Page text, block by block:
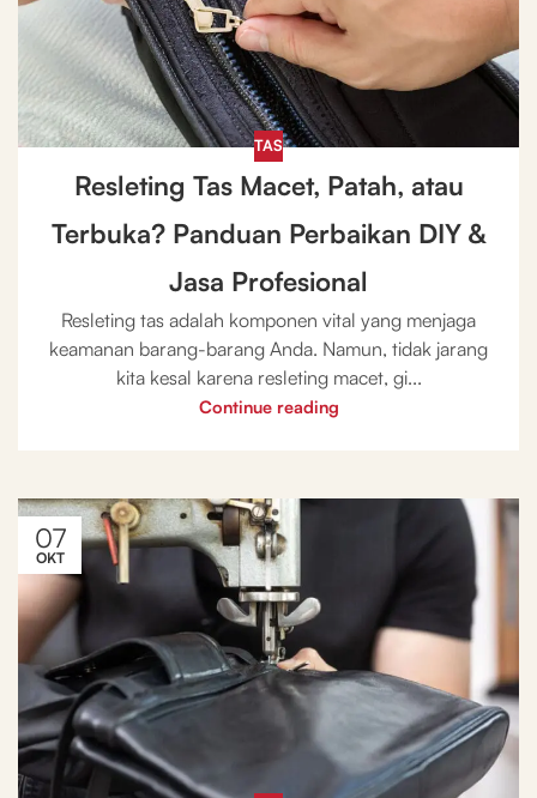
TAS
Resleting Tas Macet, Patah, atau
Terbuka? Panduan Perbaikan DIY &
Jasa Profesional
Resleting tas adalah komponen vital yang menjaga
keamanan barang-barang Anda. Namun, tidak jarang
kita kesal karena resleting macet, gi...
Continue reading
07
OKT